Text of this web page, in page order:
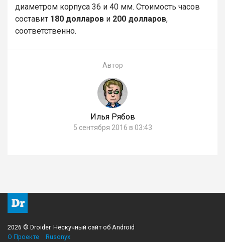
диаметром корпуса 36 и 40 мм. Стоимость часов
составит 180 долларов и 200 долларов,
соответственно.
Автор
Илья Рябов
5 сентября 2016 в 03:43
2026 © Droider. Нескучный сайт об Android
О Проекте
Rusonyx